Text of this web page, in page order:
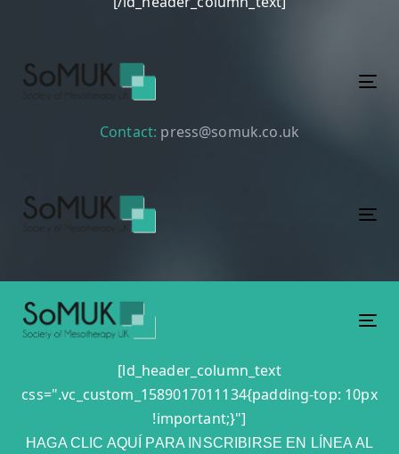
Contact: press@somuk.co.uk
[ld_header_column_text
css=".vc_custom_1589017011134{padding-top: 10px
!important;}"]
HAGA CLIC AQUÍ PARA INSCRIBIRSE EN LÍNEA AL